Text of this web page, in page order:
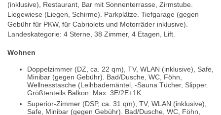
(inklusive), Restaurant, Bar mit Sonnenterrasse, Zirmstube.
Liegewiese (Liegen, Schirme). Parkplätze. Tiefgarage (gegen
Gebühr für PKW, für Cabriolets und Motorräder inklusive).
Landeskategorie: 4 Sterne, 38 Zimmer, 4 Etagen, Lift.
Wohnen
Doppelzimmer (DZ, ca. 22 qm), TV, WLAN (inklusive), Safe,
Minibar (gegen Gebühr). Bad/Dusche, WC, Föhn,
Wellnesstasche (Leihbademäntel, -Sauna Tücher, Slipper.
Größtenteils Balkon. Max. 3E/2E+1K
Superior-Zimmer (DSP, ca. 31 qm), TV, WLAN (inklusive),
Safe, Minibar (gegen Gebühr). Bad/Dusche, WC, Föhn,